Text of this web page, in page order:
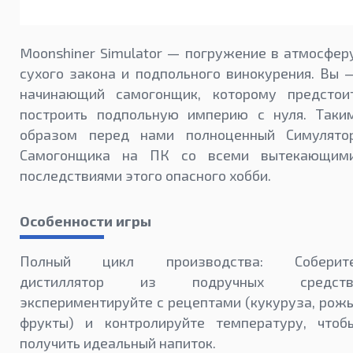
Moonshiner Simulator — погружение в
сухого закона и подпольного винокурения. Вы
начинающий самогонщик, которому
построить подпольную империю с нуля.
образом перед нами полноценный
Самогонщика на ПК со всеми
последствиями этого опасного хобби.
Особенности игры
Полный цикл производства:
дистиллятор из подручных
экспериментируйте с рецептами (кукуруза,
фрукты) и контролируйте температуру,
получить идеальный напиток.